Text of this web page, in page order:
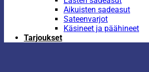
Aikuisten sadeasut
Sateenvarjot
Käsineet ja päähineet
Tarjoukset